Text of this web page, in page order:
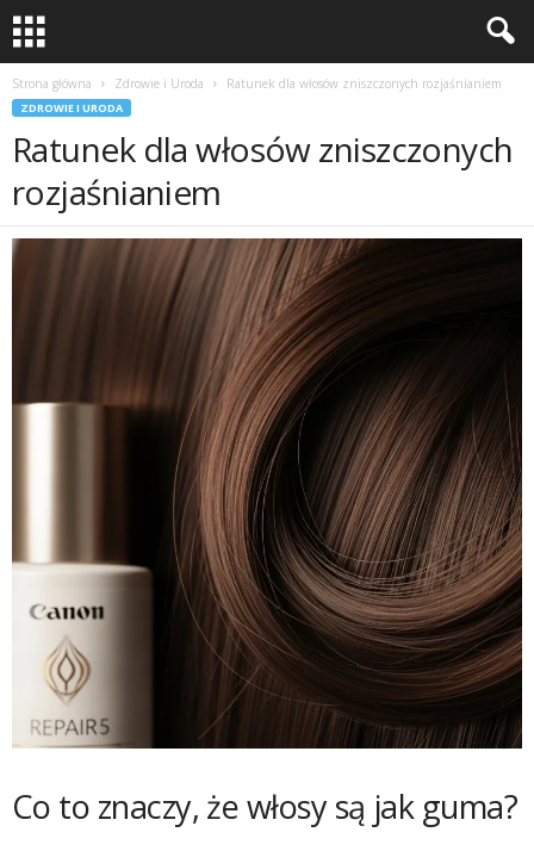
Strona główna Zdrowie i Uroda Ratunek dla włosów zniszczonych rozjaśnianiem
ZDROWIE I URODA
Ratunek dla włosów zniszczonych
rozjaśnianiem
Co to znaczy, że włosy są jak guma?